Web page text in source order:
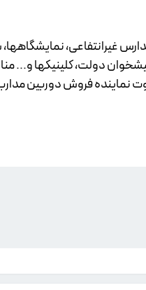
غیرانتفاعی،
پیشخوان دولت، کلینیکها
دوربین